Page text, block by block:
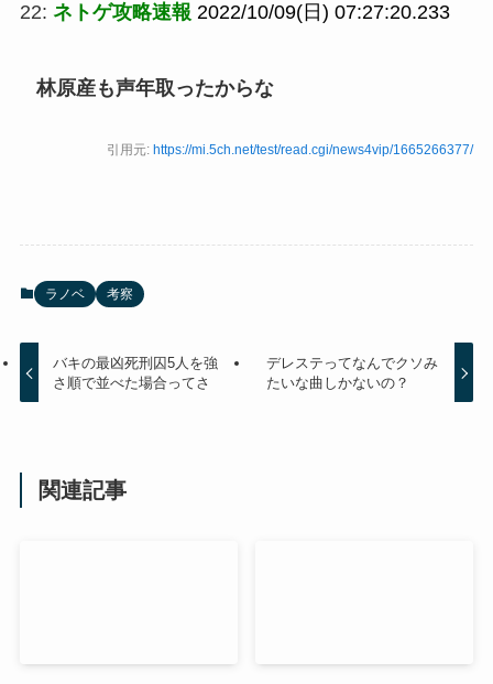
22: ネトゲ攻略速報 2022/10/09(日) 07:27:20.233
林原産も声年取ったからな
引用元:https://mi.5ch.net/test/read.cgi/news4vip/1665266377/
ラノベ 考察
バキの最凶死刑囚5人を強
さ順で並べた場合ってさ
デレステってなんでクソみ
たいな曲しかないの？
関連記事